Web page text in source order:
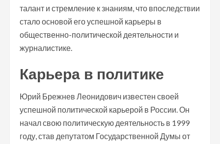
талант и стремление к знаниям, что впоследствии
стало основой его успешной карьеры в
общественно-политической деятельности и
журналистике.
Карьера в политике
Юрий Брежнев Леонидович известен своей
успешной политической карьерой в России. Он
начал свою политическую деятельность в 1999
году, став депутатом Государственной Думы от